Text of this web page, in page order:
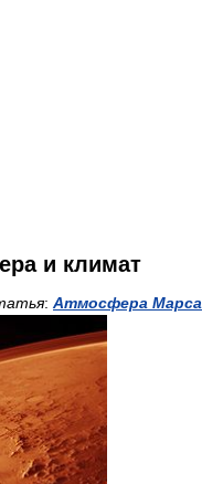
и климат
: Атмосфера Марса